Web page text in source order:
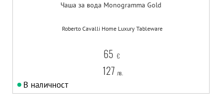
Чаша за вода Monogramma Gold
Roberto Cavalli Home Luxury Tableware
65 €
127 лв.
В наличност